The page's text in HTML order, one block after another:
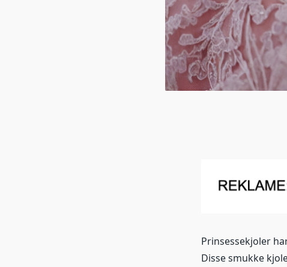
Prinsessekjoler
Disse smukke